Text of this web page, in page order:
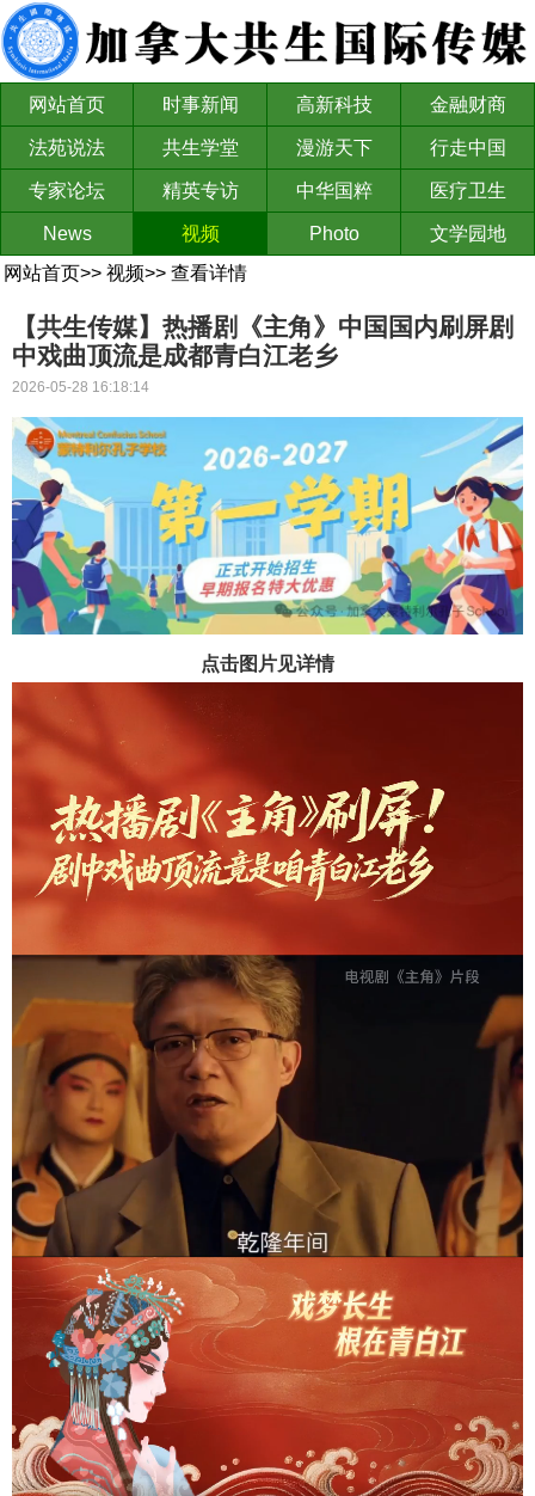
网站首页 时事新闻 高新科技 金融财商
法苑说法 共生学堂 漫游天下 行走中国
专家论坛 精英专访 中华国粹 医疗卫生
News 视频 Photo
文学园地
网站首页>> 视频>> 查看详情
【共生传媒】热播剧《主角》中国国内刷屏剧
中戏曲顶流是成都青白江老乡
2026-05-28 16:18:14
点击图片见详情